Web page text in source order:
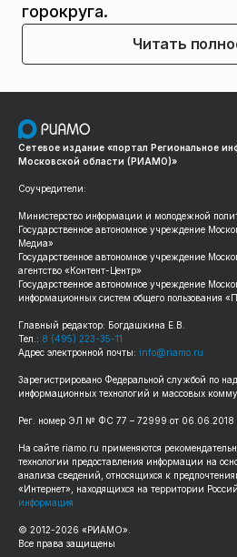
горокруга.
Читать
Сетевое издание «портал Региональное
Московской области (РИАМО)»
Соучредители:
Министерство информации и молодежной
Государственное автономное учреждение
Медиа»
Государственное автономное учреждение
агентство «Контент-Центр»
Государственное автономное учреждение
информационных систем общего пользования
Главный редактор: Богдашкина Е.В.
Тел.: 8 (495) 223-35-11
Адрес электронной почты: info@riamo.ru
Зарегистрировано Федеральной службой по
информационных технологий и массовых
Рег. номер ЭЛ № ФС 77 – 72999 от 06.06.2018
На сайте riamo.ru применяются
технологии предоставления информации на
анализа сведений, относящихся к
«Интернет», находящихся на территории
информация
© 2012-2026 «РИАМО».
Все права защищены